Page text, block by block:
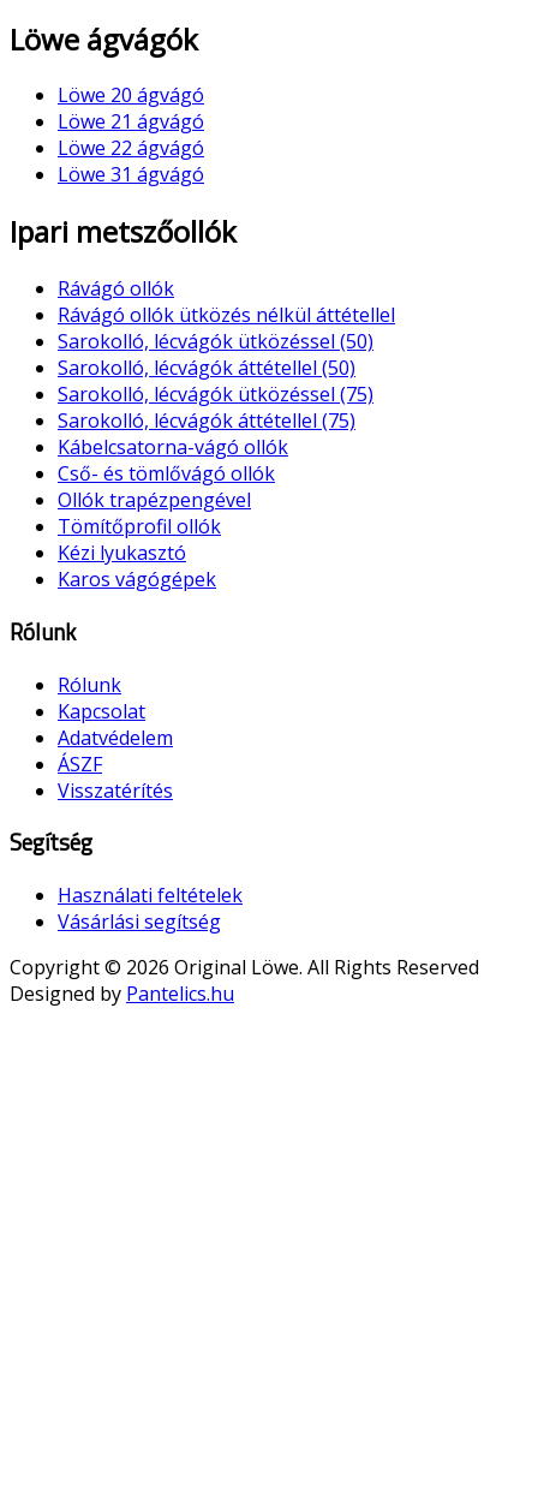
Löwe ágvágók
Löwe 20 ágvágó
Löwe 21 ágvágó
Löwe 22 ágvágó
Löwe 31 ágvágó
Ipari metszőollók
Rávágó ollók
Rávágó ollók ütközés nélkül áttétellel
Sarokolló, lécvágók ütközéssel (50)
Sarokolló, lécvágók áttétellel (50)
Sarokolló, lécvágók ütközéssel (75)
Sarokolló, lécvágók áttétellel (75)
Kábelcsatorna-vágó ollók
Cső- és tömlővágó ollók
Ollók trapézpengével
Tömítőprofil ollók
Kézi lyukasztó
Karos vágógépek
Rólunk
Rólunk
Kapcsolat
Adatvédelem
ÁSZF
Visszatérítés
Segítség
Használati feltételek
Vásárlási segítség
Copyright © 2026 Original Löwe. All Rights Reserved
Designed by Pantelics.hu